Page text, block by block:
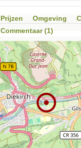
Prijzen Omgeving
Commentaar (1)